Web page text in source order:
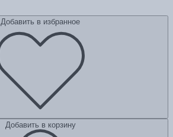
Добавить в избранное
Добавить в корзину